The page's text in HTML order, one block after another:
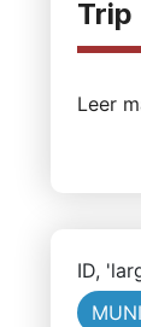
Trip
Leer
ID,